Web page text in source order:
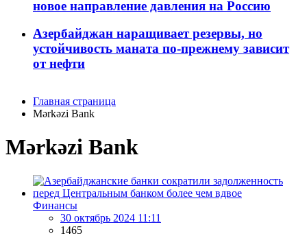
новое направление давления на Россию
Азербайджан наращивает резервы, но
устойчивость маната по-прежнему зависит
от нефти
Главная страница
Mərkəzi Bank
Mərkəzi Bank
Финансы
30 октябрь 2024 11:11
1465